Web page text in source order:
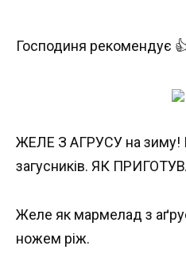
Господиня рекомендує
ЖЕЛЕ З АГРУСУ на зиму!
загусників. ЯК
Желе як мармелад з
ножем ріж.